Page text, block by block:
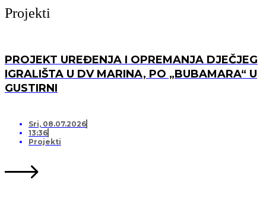
Projekti
PROJEKT UREĐENJA I OPREMANJA DJEČJEG
IGRALIŠTA U DV MARINA, PO „BUBAMARA“ U
GUSTIRNI
Sri, 08.07.2026
13:36
Projekti